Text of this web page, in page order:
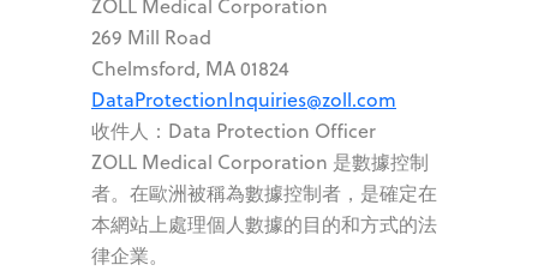
ZOLL Medical Corporation
269 Mill Road
Chelmsford, MA 01824
DataProtectionInquiries@zoll.com
收件人：Data Protection Officer
ZOLL Medical Corporation 是數據控制
者。在歐洲被稱為數據控制者，是確定在
本網站上處理個人數據的目的和方式的法
律企業。